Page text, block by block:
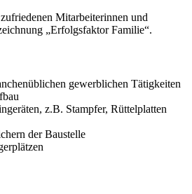
Mitarbeiterinnen und
„Erfolgsfaktor Familie“.
gewerblichen Tätigkeiten
z.B. Stampfer, Rüttelplatten
der Baustelle